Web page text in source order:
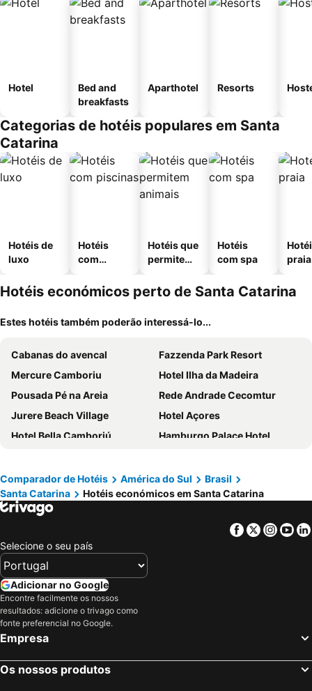
Hotel
Bed and
breakfasts
Aparthotel Resorts
Categorias de hotéis populares em Santa
Catarina
Hotéis de
luxo
Hotéis
com
Hotéis que
permitem
Hotéis
com spa
praia
Hotéis económicos perto de Santa Catarina
Estes hotéis também poderão interessá-lo...
Cabanas do avencal
Fazzenda Park Resort
Mercure Camboriu
Hotel Ilha da Madeira
Pousada Pé na Areia
Rede Andrade Cecomtur
Jurere Beach Village
Hotel Açores
Hotel Bella Camboriú
Hamburgo Palace Hotel
Tri Hotel Premium Itapema
Hotel Palmas Executivo
Camboriú Praia Hotel
Ingleses Park Hotel
Hotel Rosenbrock
Palace Praia Hotel
Hotel D'sintra
Marambaia Hotel e Convenções
Hotel Pires
Itapema Beach Hotel & Convention
Hotel Rieger
Mercure Florianópolis
Hotel Sibara Spa & Convenções
Bombinhas Praia Apart Hotel
Comparador de Hotéis América do Sul
Brasil
Santa Catarina
Hotéis económicos em Santa Catarina
Facebook
Twitter
Selecione o seu país
Adicionar no Google
Encontre facilmente os nossos
resultados: adicione o trivago como
fonte preferencial no Google.
Empresa
Os nossos produtos